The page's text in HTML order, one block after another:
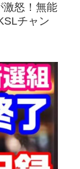
激怒！無能
チャン